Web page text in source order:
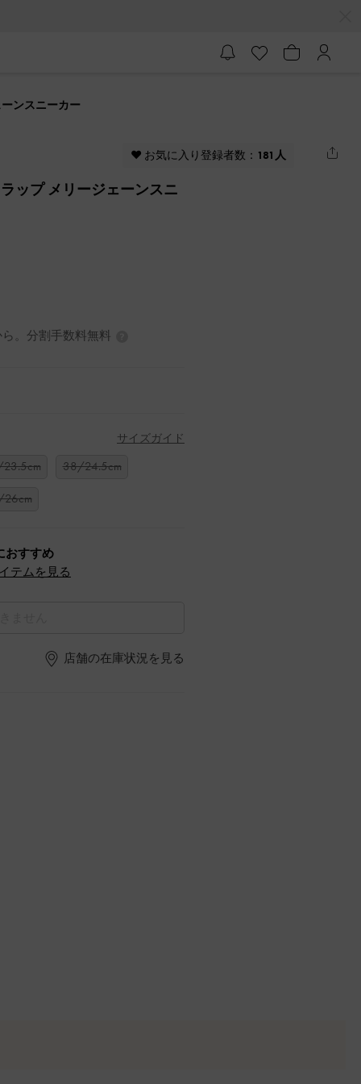
ンスニーカー
♥ お気に入り登録者数： 181人
ップ メリージェーンスニ
。分割手数料無料
サイズガイド
38/24.5cm
おすすめ
テムを見る
店舗の在庫状況を見る